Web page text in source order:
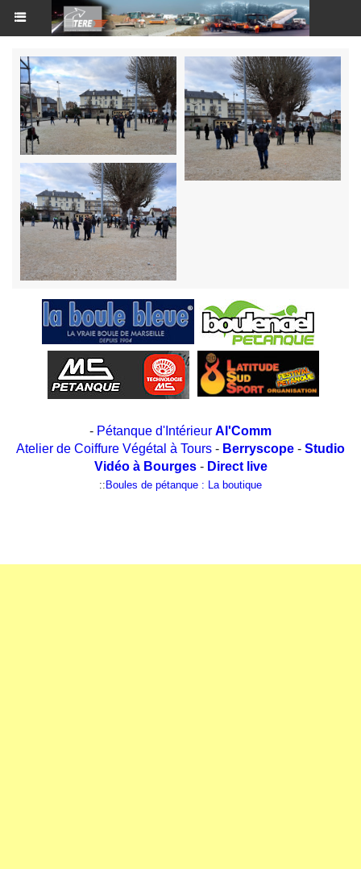
- Pétanque d'Intérieur Al'Comm
Atelier de Coiffure Végétal à Tours - Berryscope - Studio
Vidéo à Bourges- Direct live
::Boules de pétanque : La boutique